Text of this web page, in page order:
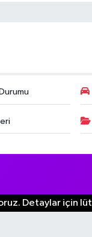
Detaylar için